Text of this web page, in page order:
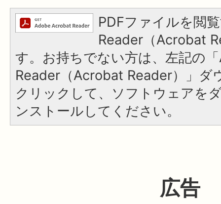
PDFファイルを閲
Reader（Acrobat
す。お持ちでない方は、左記の
Reader（Acrobat Reader）」ダ
クリックして、ソフトウェアを
ンストールしてください。
広告